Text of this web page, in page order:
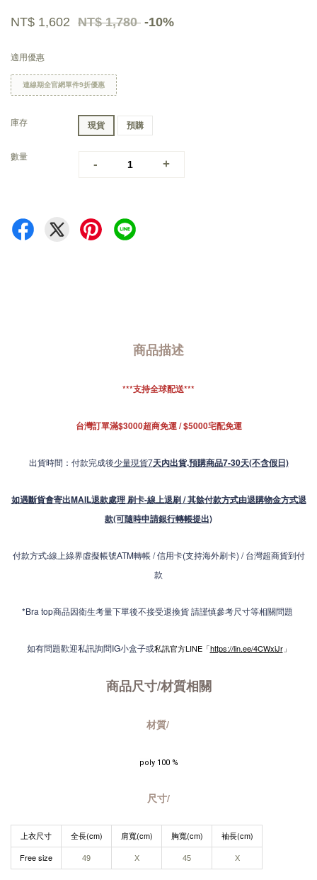
NT$ 1,602 NT$ 1,780 -10%
適用優惠
連線期全官網單件9折優惠
庫存 現貨 預購
數量
- +
商品描述
***支持全球配送***
台灣訂單滿$3000超商免運 / $5000宅配免運
出貨時間：付款完成後少量現貨7天內出貨.預購商品7-30天(不含假日)
如遇斷貨會寄出MAIL退款處理 刷卡-線上退刷 / 其餘付款方式由退購物金方式退
款(可隨時申請銀行轉帳提出)
付款方式:線上綠界虛擬帳號ATM轉帳 / 信用卡(支持海外刷卡) / 台灣超商貨到付
款
*Bra top商品因衛生考量下單後不接受退換貨 請謹慎參考尺寸等相關問題
如有問題歡迎私訊詢問IG小盒子或私訊官方LINE「https://lin.ee/4CWxiJr」
商品尺寸/材質相關
材質/
poly 100 %
尺寸/
上衣尺寸 全長(cm) 肩寬(cm) 胸寬(cm)
袖長(cm)
Free size
49 X 45 X